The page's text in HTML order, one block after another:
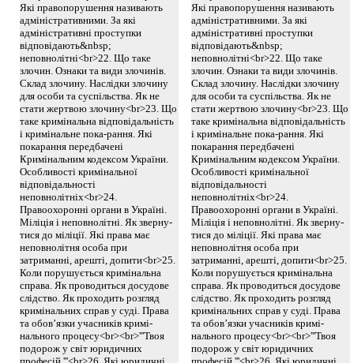
Які правопорушення називають
адміністративними. За які
адміністративні проступки
відповідають&nbsp;
неповнолітні<br>22. Що таке
злочин. Ознаки та види злочинів.
Склад злочину. Наслідки злочину
для особи та суспільства. Як не
стати жертвою злочину<br>23. Що
таке кримінальна відповідальність
і кримінальне пока-рання. Які
покарання передбачені
Кримінальним кодексом України.
Особливості кримінальної
відповідальності
неповнолітніх<br>24.
Правоохоронні органи в Україні.
Міліція і неповнолітні. Як зверну-
тися до міліції. Які права має
неповнолітня особа при
затриманні, арешті, допити<br>25.
Коли порушується кримінальна
справа. Як проводиться досудове
слідство. Як проходить розгляд
кримінальних справ у суді. Права
та обов’язки учасників кримі-
нального процесу<br><br>'''Твоя
подорож у світ юридичних
Які правопорушення називають
адміністративними. За які
адміністративні проступки
відповідають&nbsp;
неповнолітні<br>22. Що таке
злочин. Ознаки та види злочинів.
Склад злочину. Наслідки злочину
для особи та суспільства. Як не
стати жертвою злочину<br>23. Що
таке кримінальна відповідальність
і кримінальне пока-рання. Які
покарання передбачені
Кримінальним кодексом України.
Особливості кримінальної
відповідальності
неповнолітніх<br>24.
Правоохоронні органи в Україні.
Міліція і неповнолітні. Як зверну-
тися до міліції. Які права має
неповнолітня особа при
затриманні, арешті, допити<br>25.
Коли порушується кримінальна
справа. Як проводиться досудове
слідство. Як проходить розгляд
кримінальних справ у суді. Права
та обов’язки учасників кримі-
нального процесу<br><br>'''Твоя
подорож у світ юридичних